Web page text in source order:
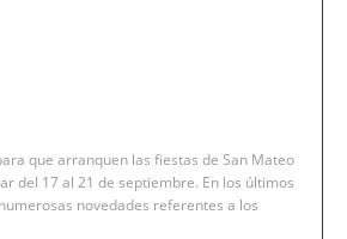
que arranquen las fiestas de San Mateo
del 17 al 21 de septiembre. En los últimos
novedades referentes a los